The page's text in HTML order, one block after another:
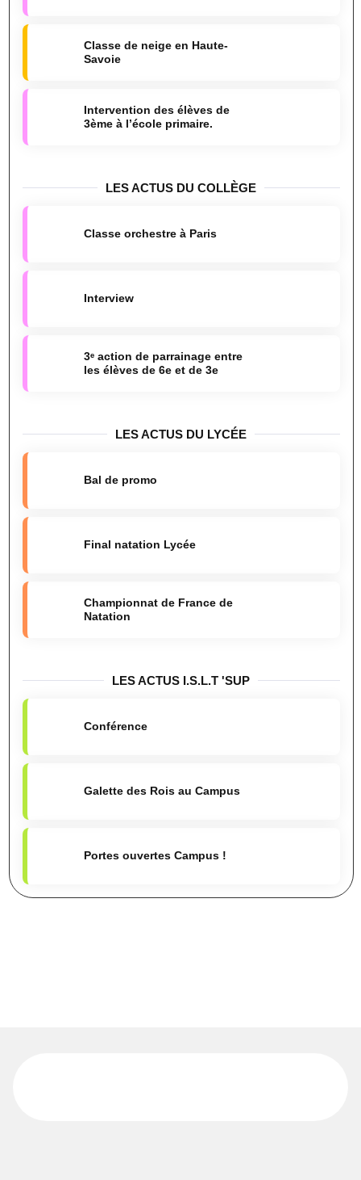
Classe de neige en Haute-
Savoie
Intervention des élèves de
3ème à l’école primaire.
LES ACTUS DU COLLÈGE
Classe orchestre à Paris
Interview
3ᵉ action de parrainage entre
les élèves de 6e et de 3e
LES ACTUS DU LYCÉE
Bal de promo
Final natation Lycée
Championnat de France de
Natation
LES ACTUS I.S.L.T 'SUP
Conférence
Galette des Rois au Campus
Portes ouvertes Campus !